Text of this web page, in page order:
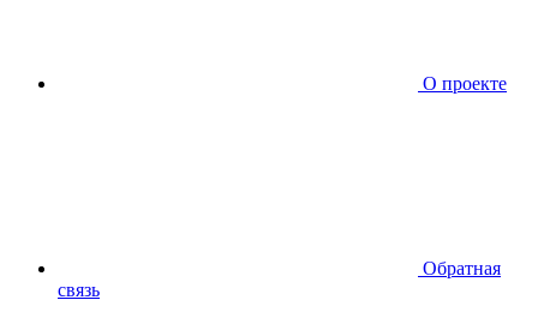
О проекте
Обратная
связь